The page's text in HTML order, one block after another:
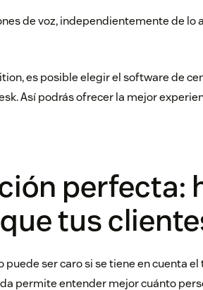
de voz, independientemente de lo
es posible elegir el software de
Así podrás ofrecer la mejor
perfecta:
tus
puede ser caro si se tiene en cuenta
permite entender mejor cuánto